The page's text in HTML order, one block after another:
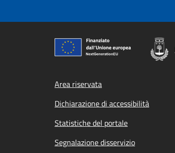
Footer menu
Area riservata
Dichiarazione di accessibilità
Statistiche del portale
Segnalazione disservizio